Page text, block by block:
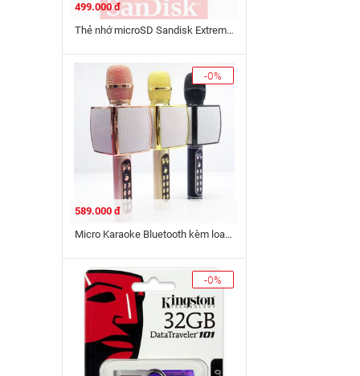
499.000 đ
Thẻ nhớ microSD Sandisk Extreme 32gb U3 60x 100mb/s Chính Hãng
-0%
589.000 đ
Micro Karaoke Bluetooth kèm loa SU-YOSD YS-91 chính hãng
-0%